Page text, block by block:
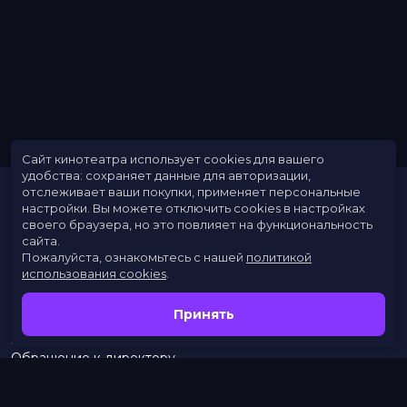
Расписание
Скоро в кино
Заведения
Обращение к директору
Сайт кинотеатра использует cookies для вашего
удобства: сохраняет данные для авторизации,
отслеживает ваши покупки, применяет персональные
настройки. Вы можете отключить cookies в настройках
своего браузера, но это повлияет на функциональность
сайта.
Пожалуйста, ознакомьтесь с нашей политикой
использования cookies
Принять